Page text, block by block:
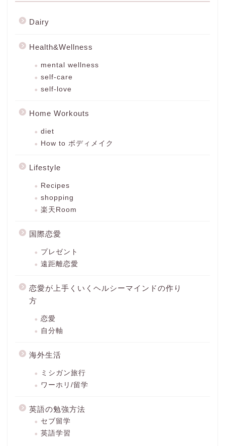
Dairy
Health&Wellness
mental wellness
self-care
self-love
Home Workouts
diet
How to ボディメイク
Lifestyle
Recipes
shopping
楽天Room
国際恋愛
プレゼント
遠距離恋愛
恋愛が上手くいくヘルシーマインドの作り
方
恋愛
自分軸
海外生活
ミシガン旅行
ワーホリ/留学
英語の勉強方法
セブ留学
英語学習